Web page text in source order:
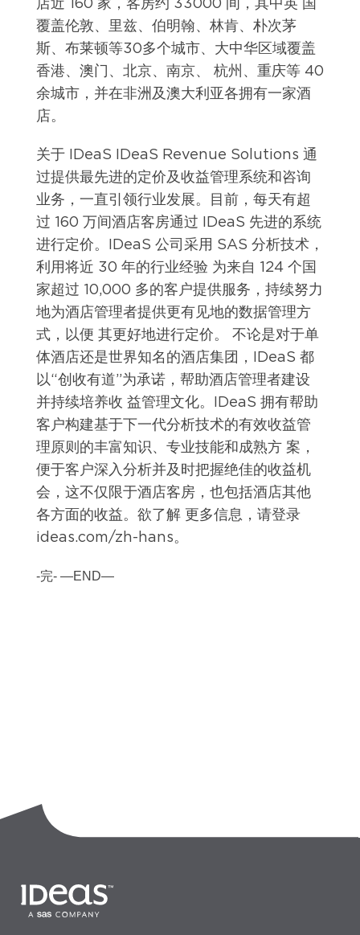
覆盖伦敦、里兹、伯明翰、林肯、朴次茅
斯、布莱顿等30多个城市、大中华区域覆盖
香港、澳门、北京、南京、 杭州、重庆等 40
余城市，并在非洲及澳大利亚各拥有一家酒
店。
关于 IDeaS IDeaS Revenue Solutions 通
过提供最先进的定价及收益管理系统和咨询
业务，一直引领行业发展。目前，每天有超
过 160 万间酒店客房通过 IDeaS 先进的系统
进行定价。IDeaS 公司采用 SAS 分析技术，
利用将近 30 年的行业经验 为来自 124 个国
家超过 10,000 多的客户提供服务，持续努力
地为酒店管理者提供更有见地的数据管理方
式，以便 其更好地进行定价。 不论是对于单
体酒店还是世界知名的酒店集团，IDeaS 都
以“创收有道”为承诺，帮助酒店管理者建设
并持续培养收 益管理文化。IDeaS 拥有帮助
客户构建基于下一代分析技术的有效收益管
理原则的丰富知识、专业技能和成熟方 案，
便于客户深入分析并及时把握绝佳的收益机
会，这不仅限于酒店客房，也包括酒店其他
各方面的收益。欲了解 更多信息，请登录
ideas.com/zh-hans。
-完- —END—